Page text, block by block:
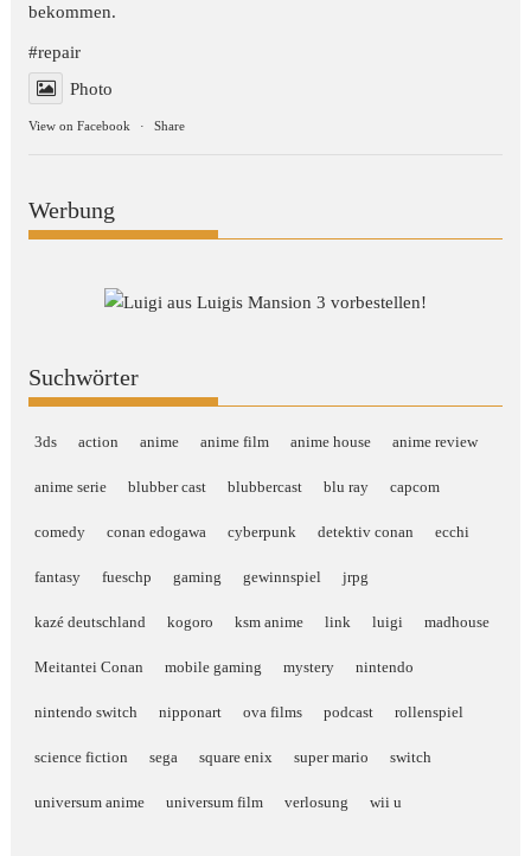
bekommen.
#repair
Photo
View on Facebook · Share
Werbung
Suchwörter
3ds action anime anime film anime house anime review
anime serie blubber cast blubbercast blu ray capcom
comedy conan edogawa cyberpunk detektiv conan ecchi
fantasy fueschp gaming gewinnspiel jrpg
kazé deutschland kogoro ksm anime link luigi madhouse
Meitantei Conan mobile gaming mystery nintendo
nintendo switch nipponart ova films podcast rollenspiel
science fiction sega square enix super mario switch
universum anime universum film verlosung wii u